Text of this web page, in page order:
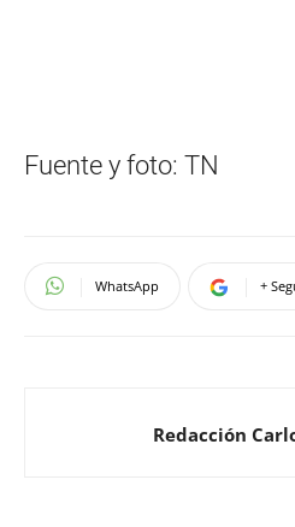
Fuente y foto: TN
WhatsApp +
Redacción